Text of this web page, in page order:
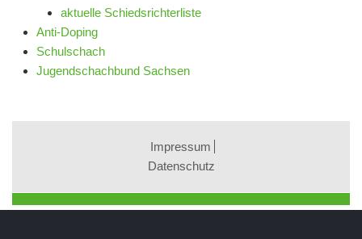
aktuelle Schiedsrichterliste
Anti-Doping
Schulschach
Jugendschachbund Sachsen
Impressum
Datenschutz